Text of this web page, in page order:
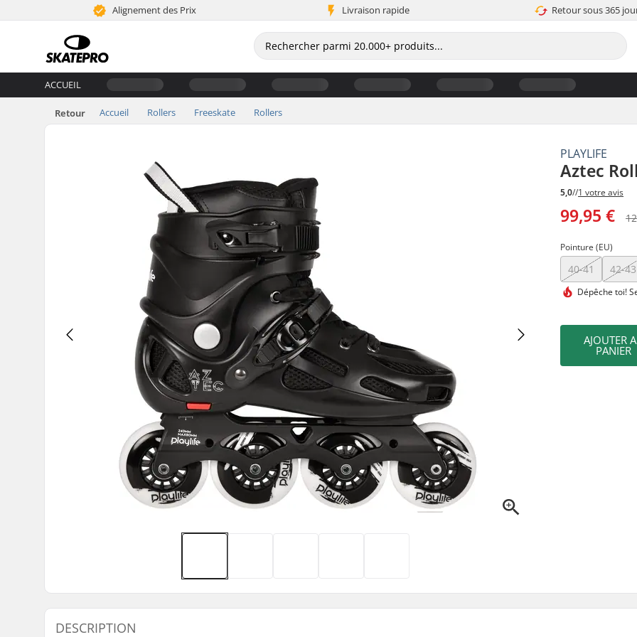
Alignement des Prix Livraison rapide Retour sous 365
ACCUEIL
Retour Accueil Rollers Freeskate Rollers
PLAYLIFE
Aztec
5,0//1 votre avis
99,95 €
Pointure (EU)
40-41 42-43
Dépêche toi!
AJOUTER
PANIER
DESCRIPTION